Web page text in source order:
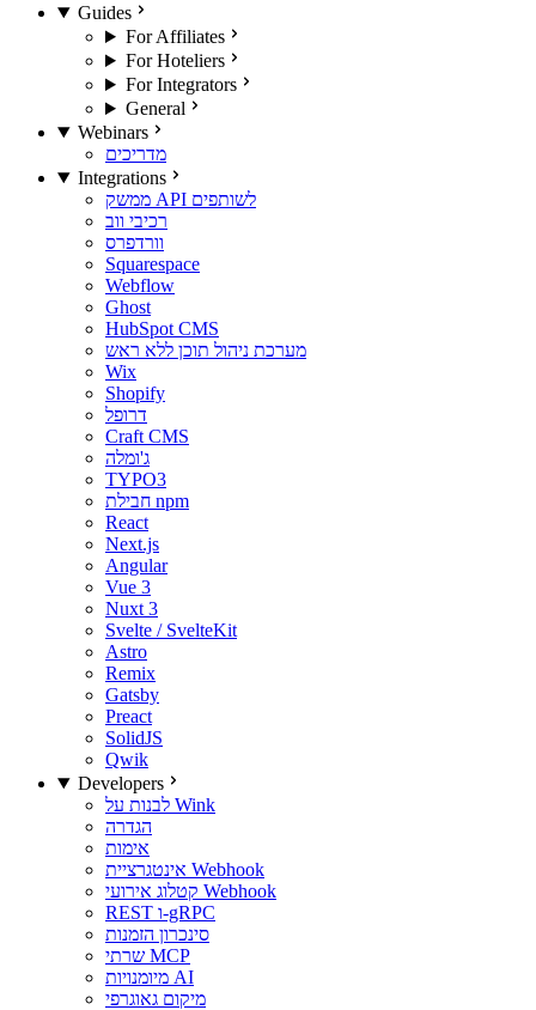
Guides
For Affiliates
For Hoteliers
For Integrators
General
Webinars
מדריכים
Integrations
ממשק API לשותפים
רכיבי ווב
וורדפרס
Squarespace
Webflow
Ghost
HubSpot CMS
מערכת ניהול תוכן ללא ראש
Wix
Shopify
דרופל
Craft CMS
ג'ומלה
TYPO3
חבילת npm
React
Next.js
Angular
Vue 3
Nuxt 3
Svelte / SvelteKit
Astro
Remix
Gatsby
Preact
SolidJS
Qwik
Developers
לבנות על Wink
הגדרה
אימות
אינטגרציית Webhook
קטלוג אירועי Webhook
REST ו-gRPC
סינכרון הזמנות
שרתי MCP
מיומנויות AI
מיקום גאוגרפי